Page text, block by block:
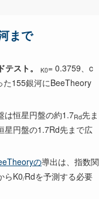
まで
スト。 K0= 0.3759、c
た155銀河にBeeTheory
は恒星円盤の約1.7Rd先ま
星円盤の1.7Rd先まで広
の導出は、指数関
らK0/Rdを予測する必要